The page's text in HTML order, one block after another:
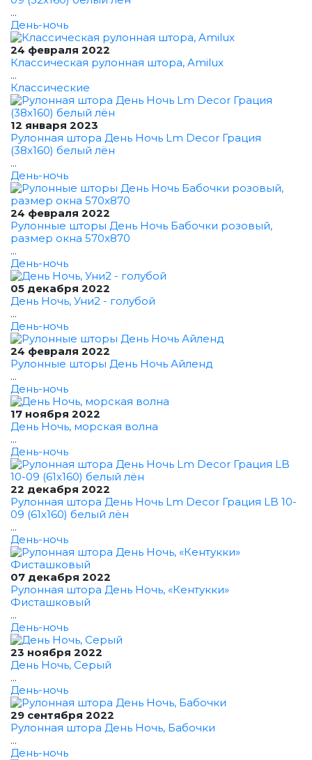
...
День-ночь
24 февраля 2022
Классическая рулонная штора, Amilux
...
Классические
12 января 2023
Рулонная штора День Ночь Lm Decor Грация
(38x160) белый лён
...
День-ночь
24 февраля 2022
Рулонные шторы День Ночь Бабочки розовый,
размер окна 570x870
...
День-ночь
05 декабря 2022
День Ночь, Уни2 - голубой
...
День-ночь
24 февраля 2022
Рулонные шторы День Ночь Айленд
...
День-ночь
17 ноября 2022
День Ночь, морская волна
...
День-ночь
22 декабря 2022
Рулонная штора День Ночь Lm Decor Грация LB 10-
09 (61x160) белый лён
...
День-ночь
07 декабря 2022
Рулонная штора День Ночь, «Кентукки»
Фисташковый
...
День-ночь
23 ноября 2022
День Ночь, Серый
...
День-ночь
29 сентября 2022
Рулонная штора День Ночь, Бабочки
...
День-ночь